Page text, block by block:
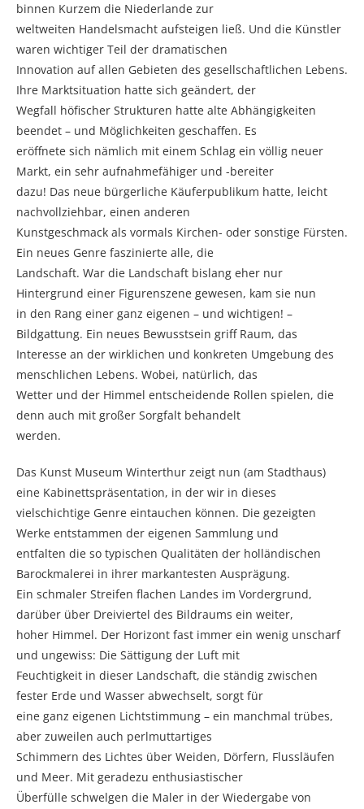
binnen Kurzem die Niederlande zur
weltweiten Handelsmacht aufsteigen ließ. Und die Künstler
waren wichtiger Teil der dramatischen
Innovation auf allen Gebieten des gesellschaftlichen Lebens.
Ihre Marktsituation hatte sich geändert, der
Wegfall höfischer Strukturen hatte alte Abhängigkeiten
beendet – und Möglichkeiten geschaffen. Es
eröffnete sich nämlich mit einem Schlag ein völlig neuer
Markt, ein sehr aufnahmefähiger und -bereiter
dazu! Das neue bürgerliche Käuferpublikum hatte, leicht
nachvollziehbar, einen anderen
Kunstgeschmack als vormals Kirchen- oder sonstige Fürsten.
Ein neues Genre faszinierte alle, die
Landschaft. War die Landschaft bislang eher nur
Hintergrund einer Figurenszene gewesen, kam sie nun
in den Rang einer ganz eigenen – und wichtigen! –
Bildgattung. Ein neues Bewusstsein griff Raum, das
Interesse an der wirklichen und konkreten Umgebung des
menschlichen Lebens. Wobei, natürlich, das
Wetter und der Himmel entscheidende Rollen spielen, die
denn auch mit großer Sorgfalt behandelt
werden.
Das Kunst Museum Winterthur zeigt nun (am Stadthaus)
eine Kabinettspräsentation, in der wir in dieses
vielschichtige Genre eintauchen können. Die gezeigten
Werke entstammen der eigenen Sammlung und
entfalten die so typischen Qualitäten der holländischen
Barockmalerei in ihrer markantesten Ausprägung.
Ein schmaler Streifen flachen Landes im Vordergrund,
darüber über Dreiviertel des Bildraums ein weiter,
hoher Himmel. Der Horizont fast immer ein wenig unscharf
und ungewiss: Die Sättigung der Luft mit
Feuchtigkeit in dieser Landschaft, die ständig zwischen
fester Erde und Wasser abwechselt, sorgt für
eine ganz eigenen Lichtstimmung – ein manchmal trübes,
aber zuweilen auch perlmuttartiges
Schimmern des Lichtes über Weiden, Dörfern, Flussläufen
und Meer. Mit geradezu enthusiastischer
Überfülle schwelgen die Maler in der Wiedergabe von